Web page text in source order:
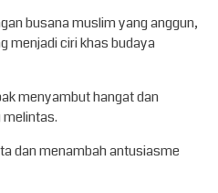
busana muslim yang anggun,
menjadi ciri khas budaya
menyambut hangat dan
dan menambah antusiasme